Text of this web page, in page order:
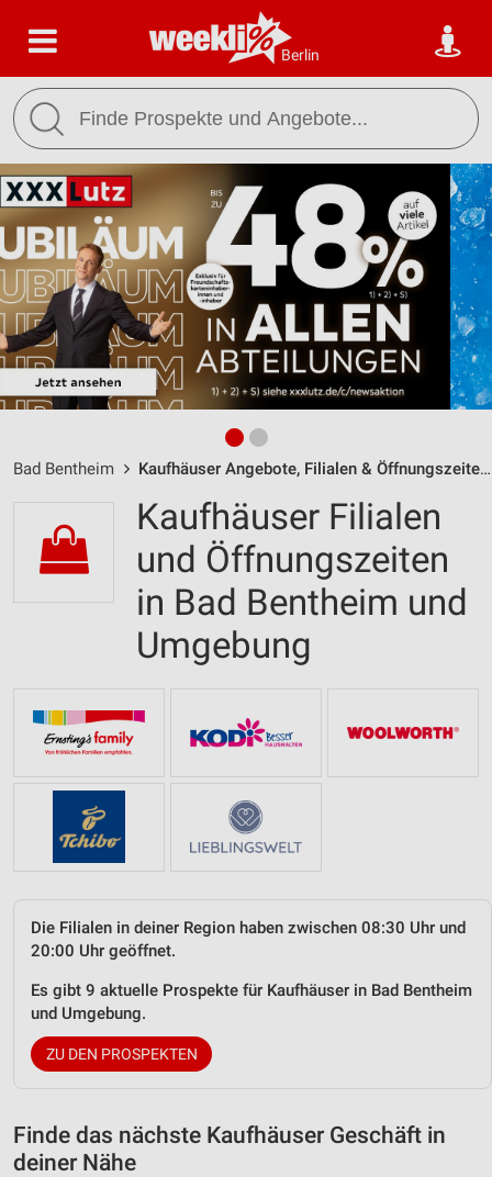
Berlin
Bad Bentheim Kaufhäuser Angebote, Filialen & Öffnungszeiten
Kaufhäuser Filialen
und Öffnungszeiten
in Bad Bentheim und
Umgebung
Die Filialen in deiner Region haben zwischen 08:30 Uhr und
20:00 Uhr geöffnet.
Es gibt 9 aktuelle Prospekte für Kaufhäuser in Bad Bentheim
und Umgebung.
ZU DEN PROSPEKTEN
Finde das nächste Kaufhäuser Geschäft in
deiner Nähe